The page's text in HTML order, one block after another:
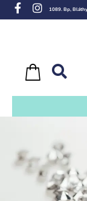
1089. Bp,